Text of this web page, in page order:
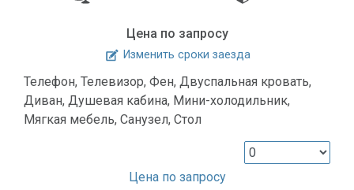
Цена по запросу
Изменить сроки заезда
Телефон, Телевизор, Фен, Двуспальная кровать,
Диван, Душевая кабина, Мини-холодильник,
Мягкая мебель, Санузел, Стол
Цена по запросу